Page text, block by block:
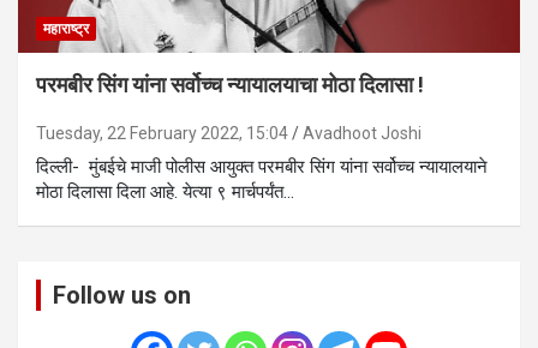
महाराष्ट्र
परमबीर सिंग यांना सर्वोच्च न्यायालयाचा मोठा दिलासा !
Tuesday, 22 February 2022, 15:04 Avadhoot Joshi
दिल्ली- मुंबईचे माजी पोलीस आयुक्त परमबीर सिंग यांना सर्वोच्च न्यायालयाने
मोठा दिलासा दिला आहे. येत्या ९ मार्चपर्यंत…
Follow us on